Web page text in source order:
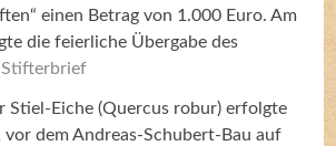
einen Betrag von 1.000 Euro. Am
die feierliche Übergabe des
Stifterbrief
Stiel-Eiche (Quercus robur) erfolgte
vor dem Andreas-Schubert-Bau auf